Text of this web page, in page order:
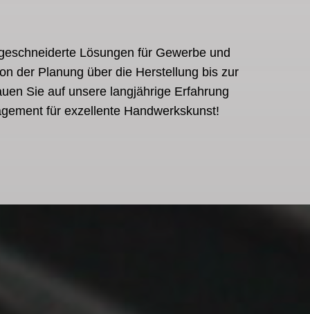
Lösungen für Gewerbe und
der Planung über die Herstellung bis zur
Sie auf unsere langjährige Erfahrung
für exzellente Handwerkskunst!